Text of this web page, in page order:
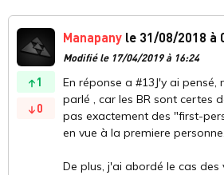
1
0
Manapany le 31/08/2018 à
Modifié le 17/04/2019 à 16:24
En réponse a #13J'y ai pensé,
parlé , car les BR sont certes
pas exactement des "first-
en vue à la premiere personne.
De plus, j'ai abordé le cas des